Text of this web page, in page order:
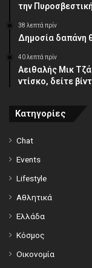
την Πυροσβεστική
38 λεπτά πρίν
Δημοσία δαπάνη
40 λεπτά πρίν
Αειθαλής Μικ
ντίσκο, δείτε
Κατηγορίες
Chat
Events
Lifestyle
Αθλητικά
Ελλάδα
Κόσμος
Οικονομία